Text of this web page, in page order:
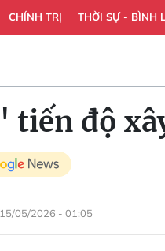
CHÍNH TRỊ THỜI SỰ - BÌNH
tiến độ
05/2026 - 01:05